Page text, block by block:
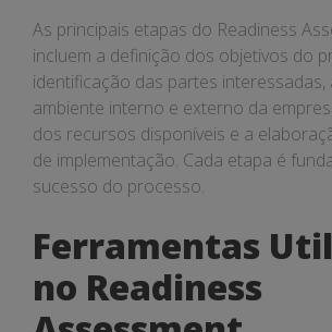
As principais etapas do Readiness
incluem a definição dos objetivos do
identificação das partes interessadas,
ambiente interno e externo da
dos recursos disponíveis e a
de implementação. Cada etapa é
sucesso do processo.
Ferramentas
no Readiness